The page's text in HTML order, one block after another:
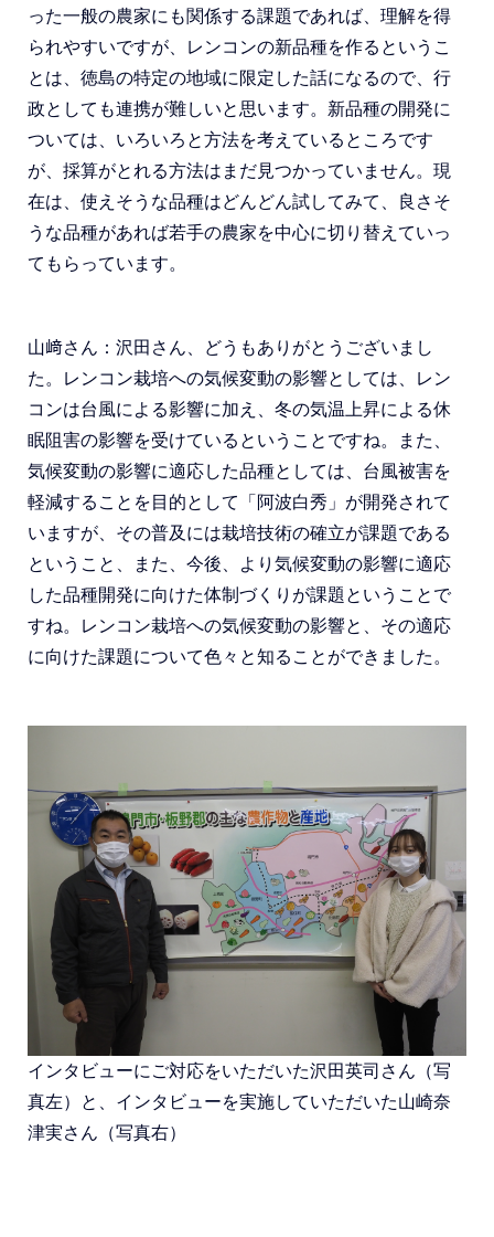
った一般の農家にも関係する課題であれば、理解を得
られやすいですが、レンコンの新品種を作るというこ
とは、徳島の特定の地域に限定した話になるので、行
政としても連携が難しいと思います。新品種の開発に
ついては、いろいろと方法を考えているところです
が、採算がとれる方法はまだ見つかっていません。現
在は、使えそうな品種はどんどん試してみて、良さそ
うな品種があれば若手の農家を中心に切り替えていっ
てもらっています。
山﨑さん：沢田さん、どうもありがとうございまし
た。レンコン栽培への気候変動の影響としては、レン
コンは台風による影響に加え、冬の気温上昇による休
眠阻害の影響を受けているということですね。また、
気候変動の影響に適応した品種としては、台風被害を
軽減することを目的として「阿波白秀」が開発されて
いますが、その普及には栽培技術の確立が課題である
ということ、また、今後、より気候変動の影響に適応
した品種開発に向けた体制づくりが課題ということで
すね。レンコン栽培への気候変動の影響と、その適応
に向けた課題について色々と知ることができました。
インタビューにご対応をいただいた沢田英司さん（写
真左）と、インタビューを実施していただいた山崎奈
津実さん（写真右）